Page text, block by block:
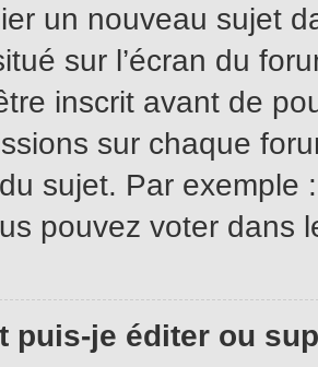
un nouveau sujet
sur l’écran du
inscrit avant de
sur chaque
sujet. Par exemple
pouvez voter dans
puis-je éditer ou